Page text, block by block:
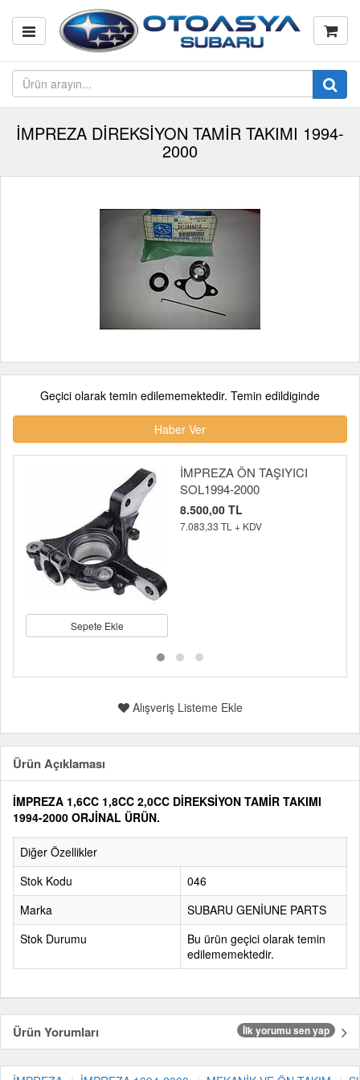
İMPREZA DİREKSİYON TAMİR TAKIMI 1994-
2000
Geçici olarak temin edilememektedir. Temin edildiginde
Haber Ver
Sepete Ekle
İMPREZA ÖN TAŞIYICI
SOL1994-2000
8.500,00 TL
7.083,33 TL + KDV
Alışveriş Listeme Ekle
Ürün Açıklaması
İMPREZA 1,6CC 1,8CC 2,0CC DİREKSİYON TAMİR TAKIMI
1994-2000 ORJİNAL ÜRÜN.
Diğer Özellikler
Stok Kodu
046
Marka
SUBARU GENİUNE PARTS
Stok Durumu
Bu ürün geçici olarak temin
edilememektedir.
Ürün Yorumları İlk yorumu sen yap